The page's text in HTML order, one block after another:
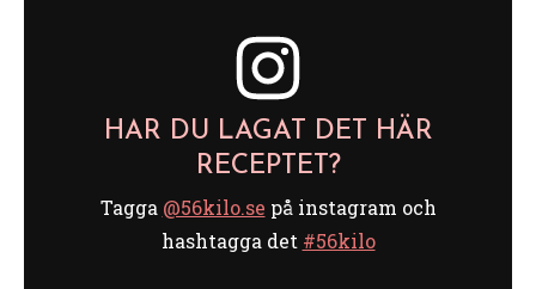
HAR DU LAGAT DET HÄR
RECEPTET?
Tagga @56kilo.se på instagram och
hashtagga det #56kilo